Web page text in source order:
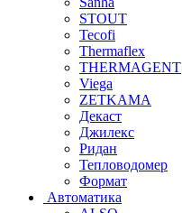
STOUT
Tecofi
Thermaflex
THERMAGENT
Viega
ZETKAMA
Декаст
Джилекс
Ридан
Тепловодомер
Формат
Автоматика